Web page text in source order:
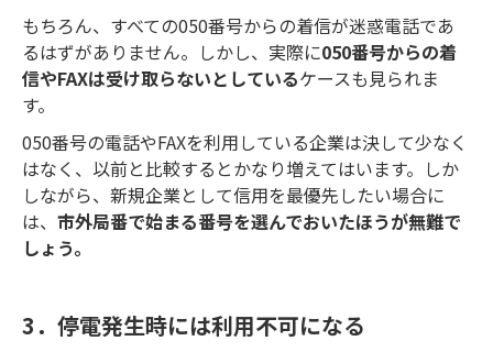
もちろん、すべての050番号からの着信が迷惑電話であ
るはずがありません。しかし、実際に050番号からの着
信やFAXは受け取らないとしているケースも見られま
す。
050番号の電話やFAXを利用している企業は決して少なく
はなく、以前と比較するとかなり増えてはいます。しか
しながら、新規企業として信用を最優先したい場合に
は、 市外局番で始まる番号を選んでおいたほうが無難で
しょう。
3．停電発生時には利用不可になる